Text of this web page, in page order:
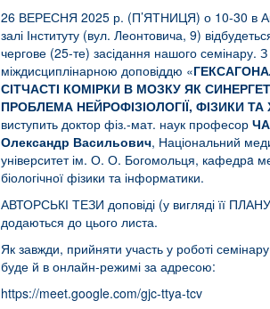
26 ВЕРЕСНЯ 2025 р. (П’ЯТНИЦЯ) о 10-30 в
залі Інституту (вул. Леонтовича, 9)
чергове (25-те) засідання нашого семінару. З
міждисциплінарною доповіддю «
СІТЧАСТІ КОМІРКИ В МОЗКУ ЯК
ПРОБЛЕМА НЕЙРОФІЗІОЛОГІЇ, ФІЗИКИ ТА
виступить доктор фіз.-мат. наук професор
Олександр Васильович, Національний
університет ім. О. О. Богомольця, кафедрa
біологічної фізики та інформатики.
АВТОРСЬКІ ТЕЗИ доповіді (у вигляді її
додаються до цього листа.
Як завжди, прийняти участь у роботі
буде й в онлайн-режимі за адресою:
https://meet.google.com/gjc-ttya-tcv